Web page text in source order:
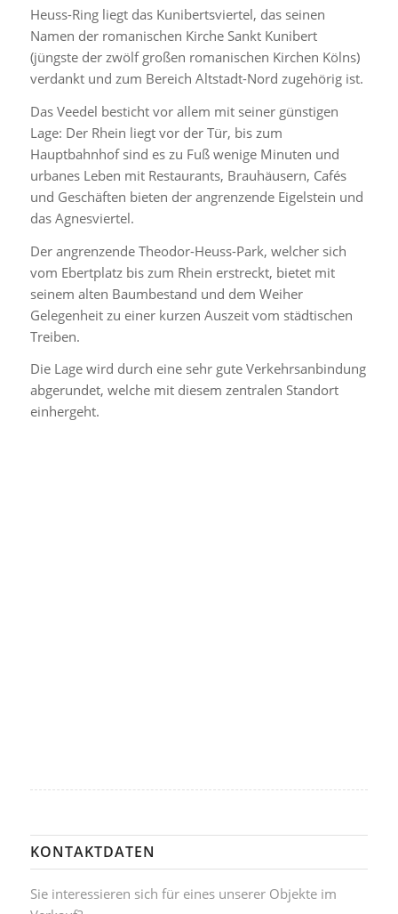
Heuss-Ring liegt das Kunibertsviertel, das seinen
Namen der romanischen Kirche Sankt Kunibert
(jüngste der zwölf großen romanischen Kirchen Kölns)
verdankt und zum Bereich Altstadt-Nord zugehörig ist.
Das Veedel besticht vor allem mit seiner günstigen
Lage: Der Rhein liegt vor der Tür, bis zum
Hauptbahnhof sind es zu Fuß wenige Minuten und
urbanes Leben mit Restaurants, Brauhäusern, Cafés
und Geschäften bieten der angrenzende Eigelstein und
das Agnesviertel.
Der angrenzende Theodor-Heuss-Park, welcher sich
vom Ebertplatz bis zum Rhein erstreckt, bietet mit
seinem alten Baumbestand und dem Weiher
Gelegenheit zu einer kurzen Auszeit vom städtischen
Treiben.
Die Lage wird durch eine sehr gute Verkehrsanbindung
abgerundet, welche mit diesem zentralen Standort
einhergeht.
KONTAKTDATEN
Sie interessieren sich für eines unserer Objekte im